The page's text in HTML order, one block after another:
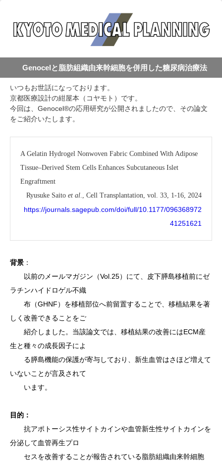
Genocelと脂肪組織由来幹細胞を併用した糖尿病治療法
いつもお世話になっております。
京都医療設計の紺屋本（コヤモト）です。
今回は、Genocel®の応用研究が公開されましたので、その論文
をご紹介いたします。
A Gelatin Hydrogel Nonwoven Fabric Combined With Adipose
Tissue–Derived Stem Cells Enhances Subcutaneous Islet
Engraftment
Ryusuke Saito et al., Cell Transplantation, vol. 33, 1-16, 2024
https://journals.sagepub.com/doi/full/10.1177/096368972
41251621
背景 ：
以前のメールマガジン（Vol.25）にて、皮下膵島移植前にゼ
ラチンハイドロゲル不織
布（GHNF）を移植部位へ前留置することで、移植結果を著
しく改善できることをご
紹介しました。当該論文では、移植結果の改善にはECM産
生と種々の成長因子によ
る膵島機能の保護が寄与しており、新生血管はさほど増えて
いないことが言及されて
います。
目的：
抗アポトーシス性サイトカインや血管新生性サイトカインを
分泌して血管再生プロ
セスを改善することが報告されている脂肪組織由来幹細胞